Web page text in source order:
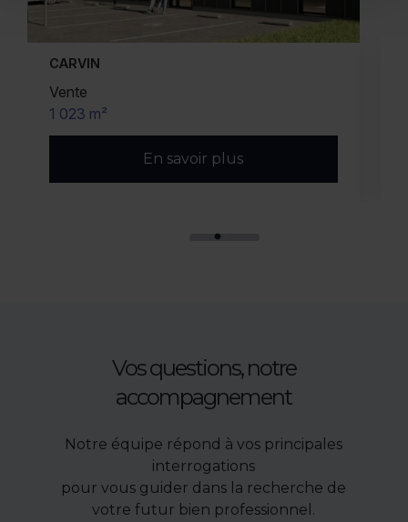
CARVIN
Location
987 m²
En savoir plus
Vos questions, notre
accompagnement
Notre équipe répond à vos principales
interrogations
pour vous guider dans la recherche de
votre futur bien professionnel.